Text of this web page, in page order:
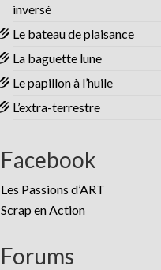
inversé
Le bateau de plaisance
La baguette lune
Le papillon à l’huile
L’extra-terrestre
Facebook
Les Passions d’ART
Scrap en Action
Forums